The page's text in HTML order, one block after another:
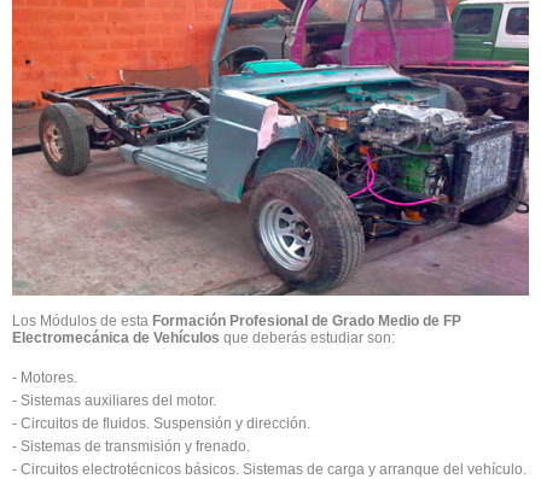
Los Módulos de esta Formación Profesional de Grado Medio de FP
Electromecánica de Vehículos que deberás estudiar son:
- Motores.
- Sistemas auxiliares del motor.
- Circuitos de fluidos. Suspensión y dirección.
- Sistemas de transmisión y frenado.
- Circuitos electrotécnicos básicos. Sistemas de carga y arranque del vehículo.